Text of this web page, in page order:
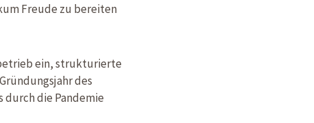
Freude zu bereiten
ein, strukturierte
des
die Pandemie